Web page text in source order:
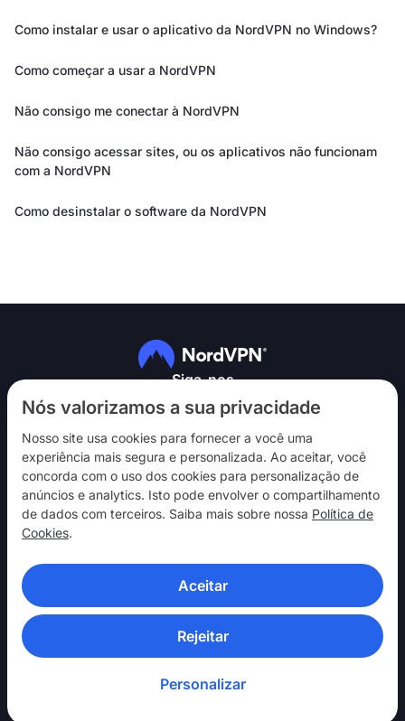
Nós valorizamos a sua privacidade
Nosso site usa cookies para fornecer a você uma
experiência mais segura e personalizada. Ao aceitar, você
concorda com o uso dos cookies para personalização de
anúncios e analytics. Isto pode envolver o compartilhamento
de dados com terceiros. Saiba mais sobre nossa Política de
Cookies.
Aceitar
Rejeitar
Personalizar
Como instalar e usar o aplicativo da NordVPN no Windows?
Como começar a usar a NordVPN
Não consigo me conectar à NordVPN
Não consigo acessar sites, ou os aplicativos não funcionam
com a NordVPN
Como desinstalar o software da NordVPN
Siga-nos
NordVPN
Interaja
Ajuda
Descubra
APLICATIVOS DE VPN
© 2026 Nord Security. Todos os direitos reservados